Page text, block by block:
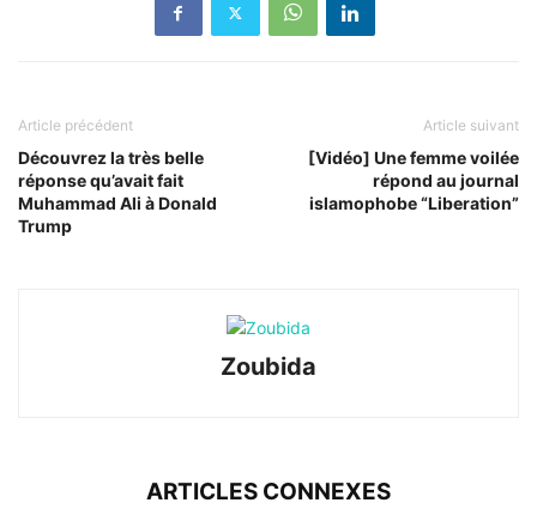
Article précédent
Découvrez la très belle
réponse qu’avait fait
Muhammad Ali à Donald
Trump
Article suivant
[Vidéo] Une femme voilée
répond au journal
islamophobe “Liberation”
Zoubida
ARTICLES CONNEXES